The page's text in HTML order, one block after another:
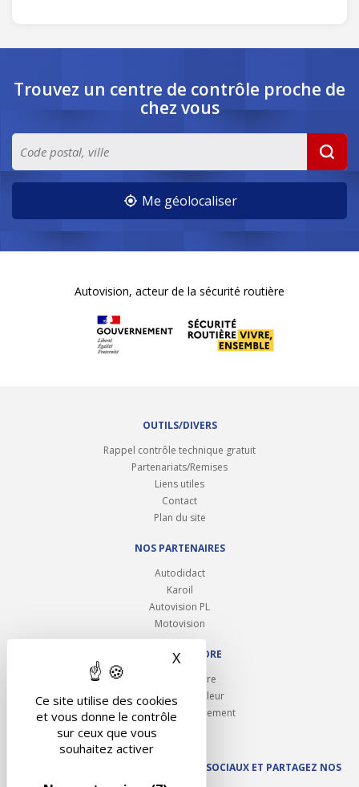
Ce site utilise des cookies
et vous donne le contrôle
sur ceux que vous
souhaitez activer
X Masquer le bandeau des
Trouvez un centre de contrôle proche de
chez vous
Me géolocaliser
Autovision, acteur de la sécurité routière
OUTILS/DIVERS
Rappel contrôle technique gratuit
Partenariats/Remises
Liens utiles
Contact
Plan du site
NOS PARTENAIRES
Autodidact
Karoil
Autovision PL
Motovision
NOUS REJOINDRE
Ouvrir un centre
Devenez contrôleur
Carrières et recrutement
SUIVEZ AUTOVISION SUR LES RÉSEAUX SOCIAUX ET PARTAGEZ NOS
ACTUS